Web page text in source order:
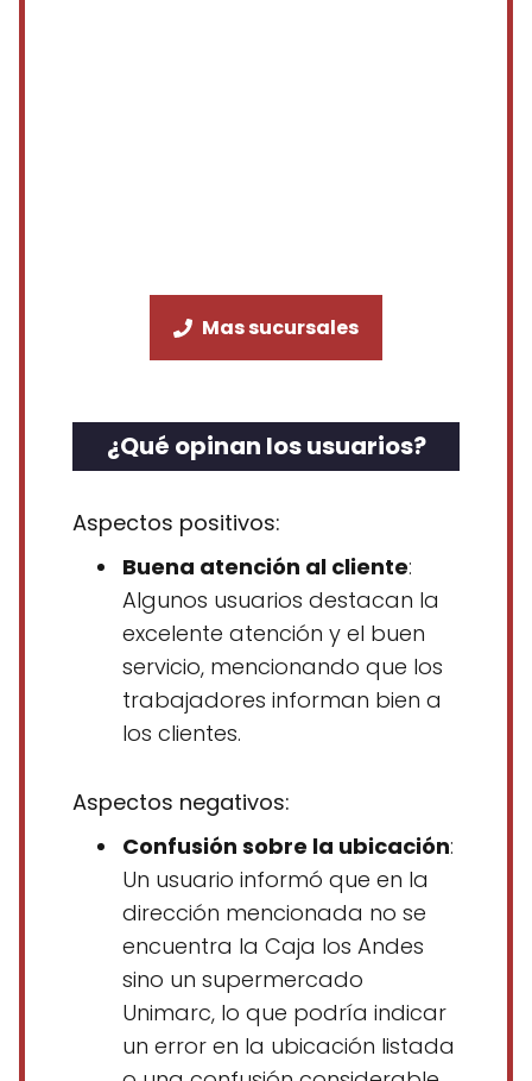
Mas sucursales
¿Qué opinan los usuarios?
Aspectos positivos:
Buena atención al cliente:
Algunos usuarios destacan la
excelente atención y el buen
servicio, mencionando que los
trabajadores informan bien a
los clientes.
Aspectos negativos:
Confusión sobre la ubicación:
Un usuario informó que en la
dirección mencionada no se
encuentra la Caja los Andes
sino un supermercado
Unimarc, lo que podría indicar
un error en la ubicación listada